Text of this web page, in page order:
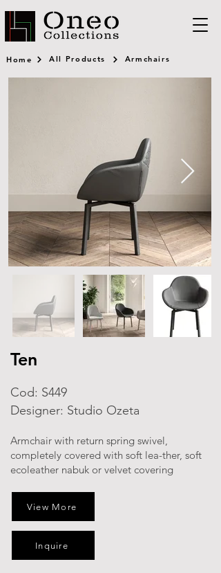
Home All Products Armchairs
Ten
Cod: S449
Designer: Studio Ozeta
Armchair with return spring swivel,
completely covered with soft lea-ther, soft
ecoleather nabuk or velvet covering
View More
Inquire